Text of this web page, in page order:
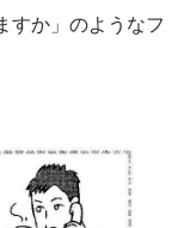
すか」のようなフ